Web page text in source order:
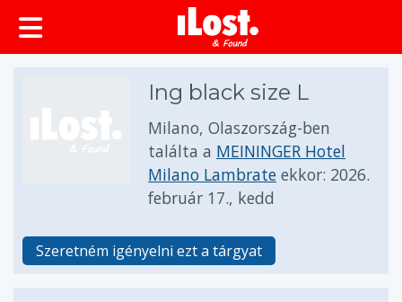
Ing black size L
Milano, Olaszország-ben
találta a MEININGER Hotel
Milano Lambrate ekkor: 2026.
február 17., kedd
Szeretném igényelni ezt a tárgyat